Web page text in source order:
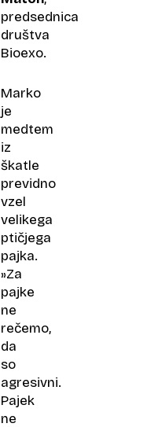
predsednica
društva
Bioexo.
Marko
je
medtem
iz
škatle
previdno
vzel
velikega
ptičjega
pajka.
»Za
pajke
ne
rečemo,
da
so
agresivni.
Pajek
ne